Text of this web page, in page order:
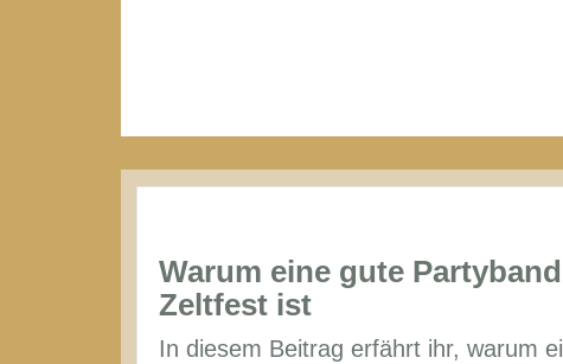
Warum eine gute
Zeltfest ist
In diesem Beitrag erfährt ihr, warum